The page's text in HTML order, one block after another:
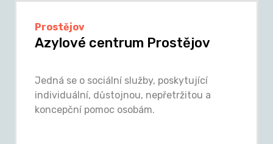
Prostějov
Azylové centrum Prostějov
Jedná se o sociální služby, poskytující
individuální, důstojnou, nepřetržitou a
koncepční pomoc osobám.